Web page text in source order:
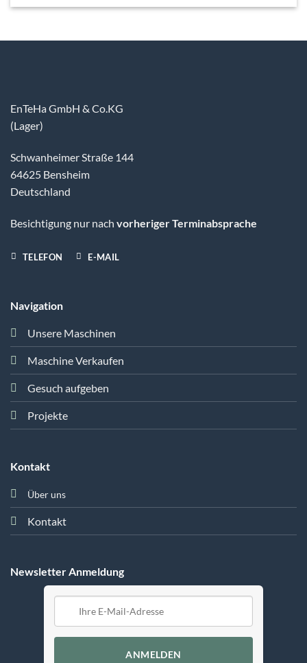
EnTeHa GmbH & Co.KG
(Lager)
Schwanheimer Straße 144
64625 Bensheim
Deutschland
Besichtigung nur nach vorheriger Terminabsprache
TELEFON E-MAIL
Navigation
Unsere Maschinen
Maschine Verkaufen
Gesuch aufgeben
Projekte
Kontakt
Über uns
Kontakt
Newsletter Anmeldung
ANMELDEN